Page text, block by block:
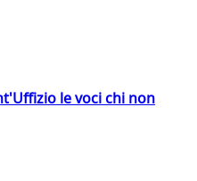
le voci chi non